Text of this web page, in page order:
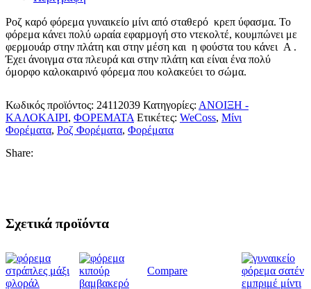
Ροζ καρό φόρεμα γυναικείο μίνι από σταθερό κρεπ ύφασμα. Το
φόρεμα κάνει πολύ ωραία εφαρμογή στο ντεκολτέ, κουμπώνει με
φερμουάρ στην πλάτη και στην μέση και η φούστα του κάνει A .
Έχει άνοιγμα στα πλευρά και στην πλάτη και είναι ένα πολύ
όμορφο καλοκαιρινό φόρεμα που κολακεύει το σώμα.
Κωδικός προϊόντος: 24112039 Κατηγορίες: ΑΝΟΙΞΗ -
ΚΑΛΟΚΑΙΡΙ, ΦΟΡΕΜΑΤΑ Ετικέτες: WeCoss, Μίνι
Φορέματα, Ροζ Φορέματα, Φορέματα
Share:
Σχετικά προϊόντα
Compare